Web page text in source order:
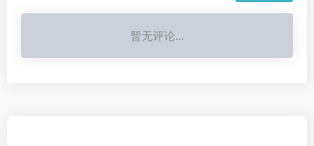
暂无评论...